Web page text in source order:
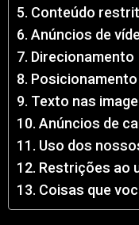
Conteúdo
Anúncios de
Direcionamento
Posicionamento
Texto nas
Anúncios de
Uso dos
Restrições ao
Coisas que